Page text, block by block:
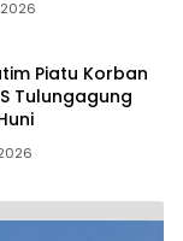
Piatu Korban
Tulungagung